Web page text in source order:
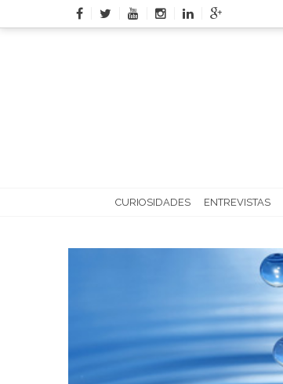
to
CURIOSIDADES ENTREVISTAS